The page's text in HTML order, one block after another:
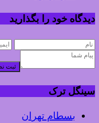
دیدگاه خود را بگذارید
ثبت
سینگل ترک
بسطام تهران